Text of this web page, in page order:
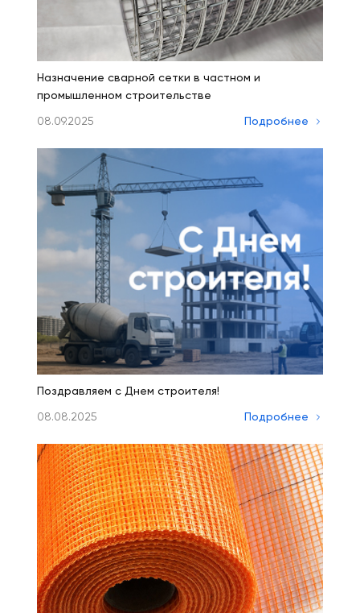
Назначение сварной сетки в частном и
промышленном строительстве
08.09.2025 Подробнее
Поздравляем с Днем строителя!
08.08.2025 Подробнее